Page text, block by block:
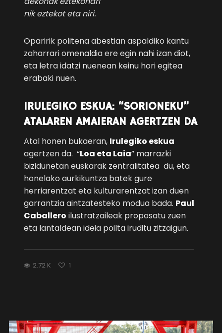
nik eztekot eta niri.
Oparirik politena abestian aspaldiko kantu
zaharrari omenaldia ere egin nahi izan diot,
eta letra idatzi nuenean keinu hori egitea
erabaki nuen.
IRULEGIKO ESKUA: “SORIONEKU”
ATALAREN AMAIERAN AGERTZEN DA
Atal honen bukaeran, Irulegiko eskua
agertzen da. “Loa eta Laia” marrazki
bizidunetan euskarak zentralitatea du, eta
honelako aurkikuntza batek gure
herriarentzat eta kulturarentzat izan duen
garrantzia aintzatesteko modua bada. Paul
Caballero ilustratzaileak proposatu zuen
eta lantaldean ideia poilta iruditu zitzaigun.
2.72 K 1